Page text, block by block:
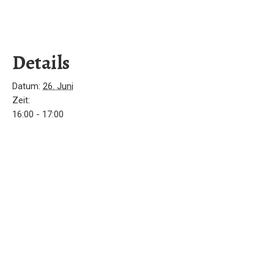
Details
Datum: 26. Juni
Zeit:
16:00 - 17:00